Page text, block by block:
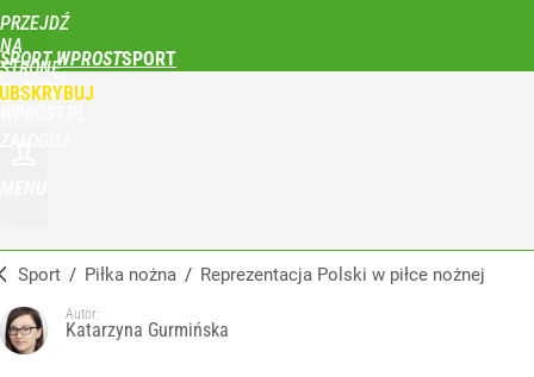
PRZEJDŹ
NA
STRONĘ
GŁÓWNĄ
SPORT WPROST
Sport / Piłka nożna / Reprezentacja Polski w piłce nożnej
Autor:
Katarzyna Gurmińska